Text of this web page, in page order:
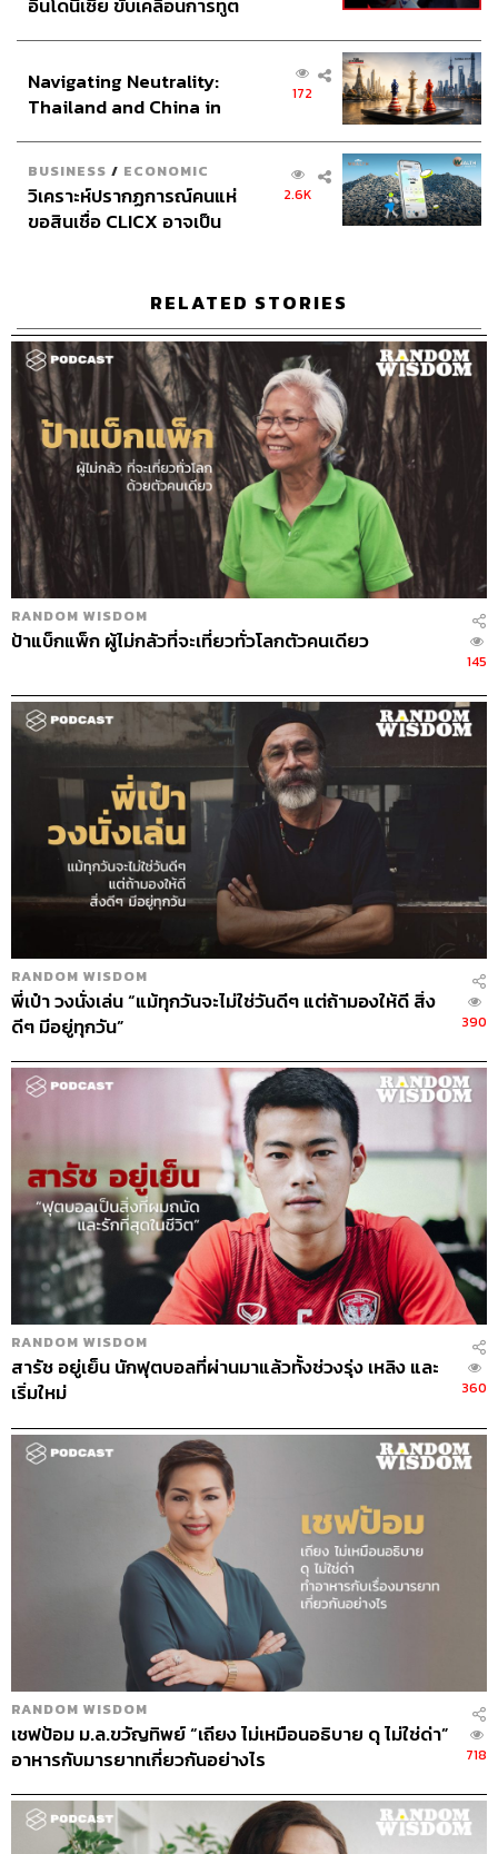
ต่อให้คนด่าว่าพลอยเป็นฮิสทีเรียก็จะไม่พูดอะไร บางคนพูด
ก็ไม่ตอบโต้และเลือกที่จะไม่พูด พลอยงงมากว่าไปทำอะไรให้
คนเหล่านี้ พลอยเหมือนโดนกระทืบซ้ำให้มันจมเข้าไปอีกแบบ
ไม่ต้องผุดไม่ต้องเกิด แต่พลอยคิดว่ามันไม่ใช่เวรกรรม มันคือ
ช่วงเวลาที่ทุกข์ทรมาน แต่ถ้าเราผ่านไปได้เราจะเป็นคนเก่ง
ทุกคนมีแผลให้เรียนรู้และยอมรับ
มันเหมือนเป็นแผลฉกรรจ์ที่เคยหายไปแล้ว แต่มันถูกกรีดลง
ตอนแรกเรามองแผลเป็นว่าน่าเกลียด แล้วก็มองมันซ้ำอย่าง
นั้นเพราะไม่ชอบ แต่วันหนึ่งเราก็อยู่กับมันมา 20 ปี เราก็เริ่ม
เข้าใจและจำได้ว่าเกิดอะไรขึ้นวันนั้น เอาไว้เตือนใจ แต่มันใช้
เวลาเหมือนกันค่ะกว่าเราจะชินกับแผลฉกรรจ์นั้นของเรา
เราต้องเล่นโซเชียลมีเดียอย่างมีสติ
พลอยแค่รู้สึกว่าเผลอแป๊บเดียว เวลามันบินไป 10 ปี อินสตาแก
รมเพิ่งมาได้ 5-6 ปีหลัง เราก้มหน้าก้มตาไปกับมันปีละกี่
ชั่วโมง ใครๆ ก็ติดต่อกันง่าย ใครก็อยากทำลาย หรือห่วง
อะไรที่ไม่ใช่เรื่องของตัวเอง โดยไม่มองว่าชีวิตจริงจะดำเนิน
ไปอย่างไรหรือทำอย่างไรให้ชีวิตมีคุณภาพ มัวแต่สนใจว่า
ใครพูดอะไร ทำอะไร เห็นอะไรก็แชร์ พลอยเกลียดเรื่องพวกนี้
มาก รู้สึกว่ามันไร้สาระ การใช้โซเชียลมีเดียต้องควบคุมแล้ว
มันจะดี เราจับหนังสือกันบ้างหรือเปล่า ดูหนังกันบ้างหรือ
เปล่า หรือเอะอะอะไรก็หยิบมือถือดูโน่นนี่ พลอยรู้สึกว่าคนใช้
โซเชียลมีเดียกันไปในทางที่ไม่มีศีลธรรมจริยธรรม ไม่มีการ
ไตร่ตรองหรือคัดกรองที่ดี มันส่งผลกระทบต่อเด็กรุ่นหลังได้
เยอะมาก เราต้องยอมรับว่าโซเชียลมีเดียมันทำให้เราเสื่อม
หลายคนมีช่องของตัวเอง มี YouTube หรือ Facebook Live
แล้วจะพูดอะไรก็ได้ พลอยถึงบอกไงว่าทุกคนควรเป็นตัวอย่าง
ที่ดีให้กันและกัน
เราต้องทำหน้าที่ของตัวเองให้ดีที่สุด
พลอยอยู่ในยุคที่ไม่มีใครยอมเล่นเป็นตัวร้าย เพราะกลัวภาพ
ลักษณ์ไม่ดี กลัวงานโฆษณาไม่เข้า แต่พลอยเป็นนางร้ายที่มี
โฆษณา 14-15 ตัว พลอยอยากพิสูจน์ให้คนเห็นว่าอาชีพของ
เราคืออะไร เราทำงานนี้เพราะอะไร พลอยเป็นนักแสดง ต้อง
เป็นให้ได้ทุกบท จะเป็นบ้าเป็นบอมันก็เป็นองค์ประกอบที่
สำคัญของละครหรือภาพยนตร์นั้น คุณเคยคิดหรือยังว่าต้อง
ทำหน้าที่ของตัวเองให้ดีที่สุด แทนที่จะมาห่วงว่าฉันเล่นออก
ไปแล้วคนจะรักฉันไหม
รักแล้วไม่มีวันล้มเลิก
เวลาเรารักอะไรแล้วมันคือรักแท้ท่ีรักด้วยความบริสุทธิ์ใจ
และหัวใจทั้งดวงของเราจะไม่มีวันยอมแพ้กับสิ่งนั้น ต่อให้มัน
ทำร้ายหรือทำให้เราเจ็บปวดขนาดไหน เราก็ยังรักและอยาก
ทำมันอยู่ดี นี่มันคงเป็นรักแท้ที่เกิดขึ้นในตัวพลอยกับหน้าที่
การงาน พลอยจะไม่มีวันล้มเลิก ต่อให้เราเจ็บก็ไม่ยอมแพ้ แต่
กว่าจะหาคำตอบได้ว่าเพราะอะไร มันก็ต้องใช้เวลาขัดเกลา
และเจริญเติบโต พลอยถึงรู้ว่าเรารักอาชีพนี้เพราะอะไร
Credits
ภูมิชาย บุญสินสุข
ท้อฟฟี่ แบรดชอว์
เฌอมาลย์ บุญยศักดิ์
Episode Producerอธิษฐาน กาญจนะพงศ์
Episode Editor
เชษฐพงศ์ ชูประดิษฐ์
Sound Designer & Engineerศุภณัฐ เดชะอำไพ
Coordinator & Admin
Art Directorอนงค์นาฏ วิวัฒนานนท์
Photographerอธิษฐาน กาญจนะพงศ์
Webmaster จินตนา ประชุมพันธ์
MusicWestonemusic.com
อินโดนีเซีย ขับเคลื่อนการทูต
อินโดนีเซีย
Navigating Neutrality:
Thailand and China in
172
BUSINESS / ECONOMIC
วิเคราะห์ปรากฏการณ์คนแห่
ขอสินเชื่อ CLICX อาจเป็น
2.6K
RELATED STORIES
RANDOM WISDOM
ป้าแบ็กแพ็ก ผู้ไม่กลัวที่จะเที่ยวทั่วโลกตัวคนเดียว
145
RANDOM WISDOM
พี่เป๋า วงนั่งเล่น “แม้ทุกวันจะไม่ใช่วันดีๆ แต่ถ้ามองให้ดี สิ่ง
ดีๆ มีอยู่ทุกวัน”
390
RANDOM WISDOM
สารัช อยู่เย็น นักฟุตบอลที่ผ่านมาแล้วทั้งช่วงรุ่ง เหลิง และ
เริ่มใหม่
360
RANDOM WISDOM
เชฟป้อม ม.ล.ขวัญทิพย์ “เถียง ไม่เหมือนอธิบาย ดุ ไม่ใช่ด่า”
อาหารกับมารยาทเกี่ยวกันอย่างไร
718